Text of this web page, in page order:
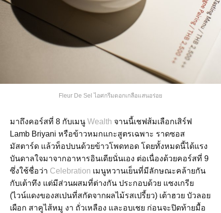
Fleur De Sel ไอศกรีมดอกเกลือแสนอร่อย
มาถึงคอร์สที่ 8 กับเมนู Wealth จานนี้เชฟส้มเลือกเสิร์ฟ
Lamb Briyani หรือข้าวหมกแกะสูตรเฉพาะ ราดซอส
มัสตาร์ด แล้วท็อปบนด้วยข้าวโพดทอด โดยทั้งหมดนี้ได้แรง
บันดาลใจมาจากอาหารอินเดียนั่นเอง ต่อเนื่องด้วยคอร์สที่ 9
ซึ่งใช้ชื่อว่า Celebration เมนูหวานเย็นที่มีลักษณะคล้ายกัน
กับเต้าทึง แต่มีส่วนผสมที่ต่างกัน ประกอบด้วย แซงเกรีย
(ไวน์แดงของสเปนที่สกัดจากผลไม้รสเปรี้ยว) เต้าฮวย บัวลอย
เผือก สาคูไส้หมู งา ถั่วเหลือง และอบเชย ก่อนจะปิดท้ายมื้อ